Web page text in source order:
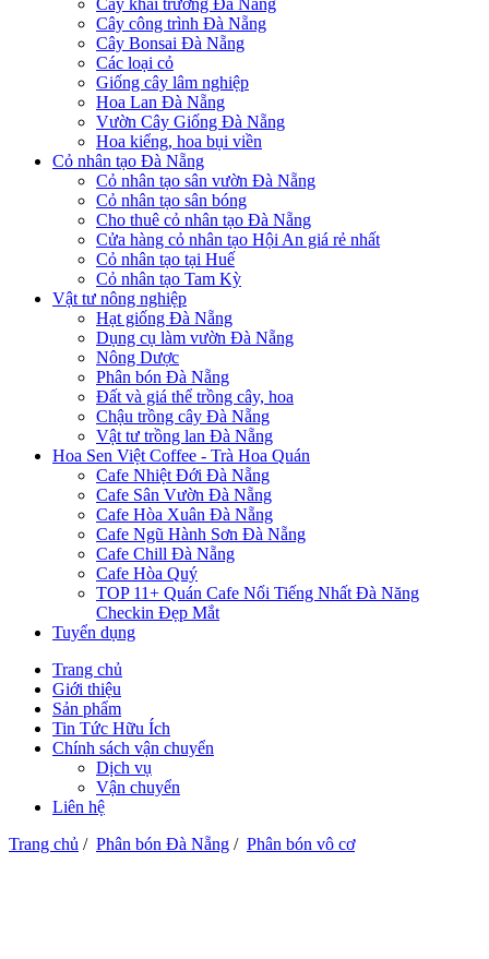
Cây khai trương Đà Nẵng
Cây công trình Đà Nẵng
Cây Bonsai Đà Nẵng
Các loại cỏ
Giống cây lâm nghiệp
Hoa Lan Đà Nẵng
Vườn Cây Giống Đà Nẵng
Hoa kiểng, hoa bụi viền
Cỏ nhân tạo Đà Nẵng
Cỏ nhân tạo sân vườn Đà Nẵng
Cỏ nhân tạo sân bóng
Cho thuê cỏ nhân tạo Đà Nẵng
Cửa hàng cỏ nhân tạo Hội An giá rẻ nhất
Cỏ nhân tạo tại Huế
Cỏ nhân tạo Tam Kỳ
Vật tư nông nghiệp
Hạt giống Đà Nẵng
Dụng cụ làm vườn Đà Nẵng
Nông Dược
Phân bón Đà Nẵng
Đất và giá thể trồng cây, hoa
Chậu trồng cây Đà Nẵng
Vật tư trồng lan Đà Nẵng
Hoa Sen Việt Coffee - Trà Hoa Quán
Cafe Nhiệt Đới Đà Nẵng
Cafe Sân Vườn Đà Nẵng
Cafe Hòa Xuân Đà Nẵng
Cafe Ngũ Hành Sơn Đà Nẵng
Cafe Chill Đà Nẵng
Cafe Hòa Quý
TOP 11+ Quán Cafe Nổi Tiếng Nhất Đà Năng
Checkin Đẹp Mắt
Tuyển dụng
Trang chủ
Giới thiệu
Sản phẩm
Tin Tức Hữu Ích
Chính sách vận chuyển
Dịch vụ
Vận chuyển
Liên hệ
Trang chủ / Phân bón Đà Nẵng / Phân bón vô cơ